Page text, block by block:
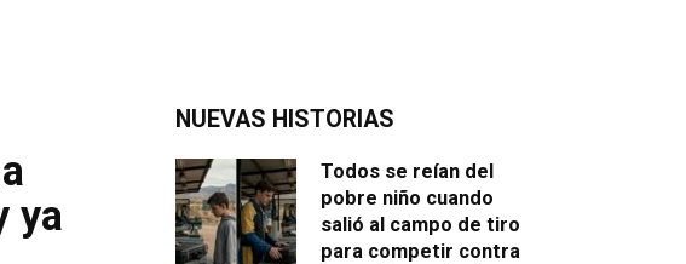
ya
NUEVAS HISTORIAS
Todos se reían del
pobre niño cuando
salió al campo de tiro
para competir contra